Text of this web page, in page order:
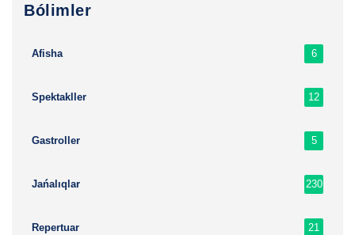
Bólimler
Afisha 6
Spektakller 12
Gastroller 5
Jańalıqlar 230
Repertuar 21